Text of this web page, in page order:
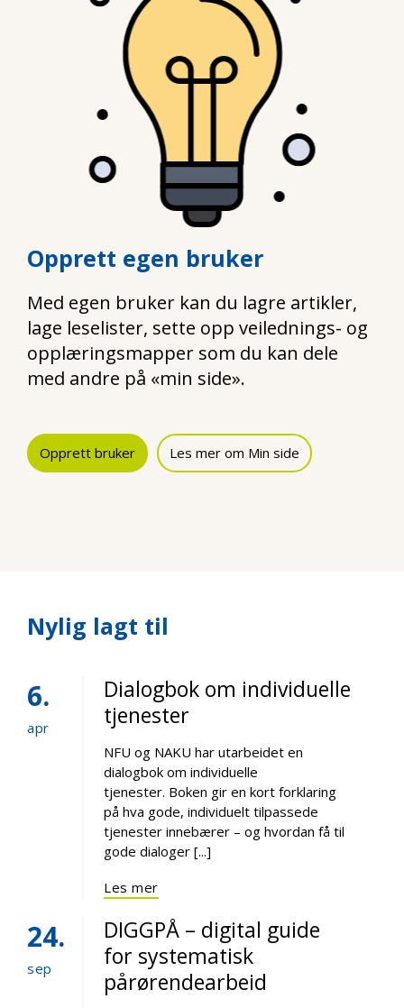
Opprett egen bruker
Med egen bruker kan du lagre artikler,
lage leselister, sette opp veilednings- og
opplæringsmapper som du kan dele
med andre på «min side».
Opprett bruker Les mer om Min side
Nylig lagt til
6
apr
Dialogbok om individuelle
tjenester
NFU og NAKU har utarbeidet en
dialogbok om individuelle
tjenester. Boken gir en kort forklaring
på hva gode, individuelt tilpassede
tjenester innebærer – og hvordan få til
gode dialoger [...]
Les mer
24
sep
DIGGPÅ – digital guide
for systematisk
pårørendearbeid